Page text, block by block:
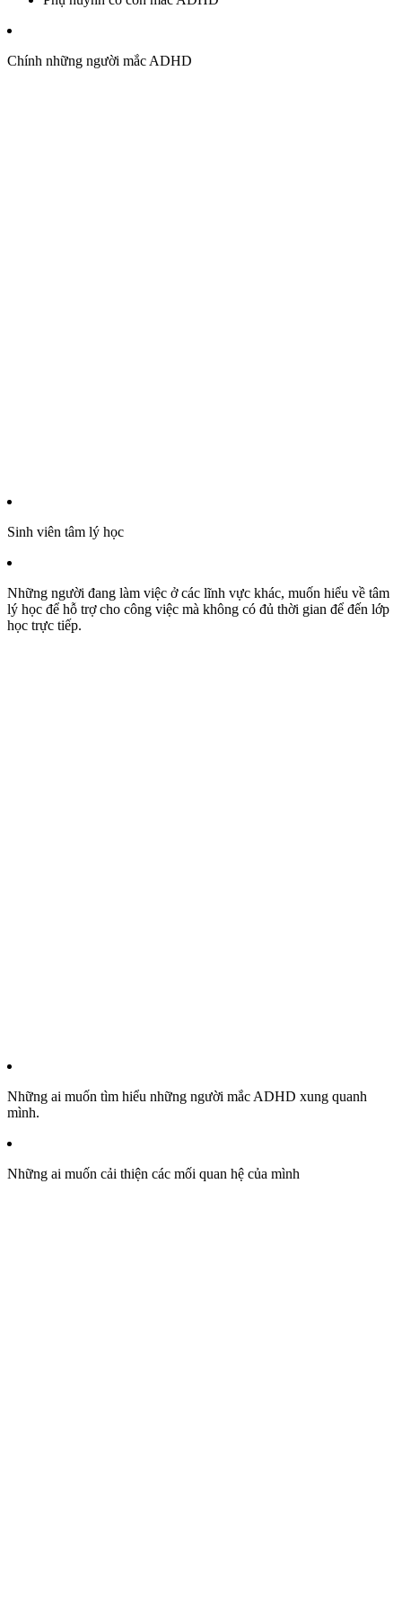
Chính những người mắc ADHD
Sinh viên tâm lý học
Những người đang làm việc ở các lĩnh vực khác, muốn hiểu về tâm
lý học để hỗ trợ cho công việc mà không có đủ thời gian để đến lớp
học trực tiếp.
Những ai muốn tìm hiểu những người mắc ADHD xung quanh
mình.
Những ai muốn cải thiện các mối quan hệ của mình